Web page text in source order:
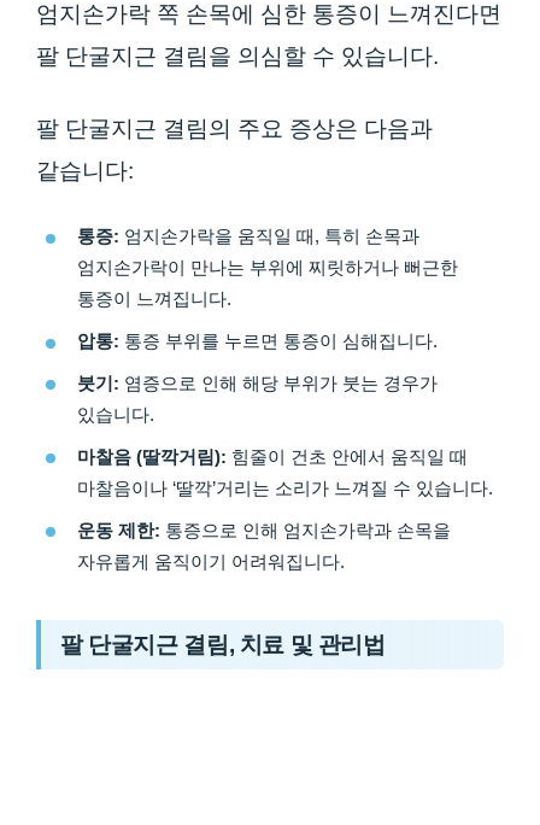
엄지손가락 쪽 손목에 심한 통증이 느껴진다면
팔 단굴지근 결림을 의심할 수 있습니다.
팔 단굴지근 결림의 주요 증상은 다음과
같습니다:
통증: 엄지손가락을 움직일 때, 특히 손목과
엄지손가락이 만나는 부위에 찌릿하거나 뻐근한
통증이 느껴집니다.
압통: 통증 부위를 누르면 통증이 심해집니다.
붓기: 염증으로 인해 해당 부위가 붓는 경우가
있습니다.
마찰음 (딸깍거림): 힘줄이 건초 안에서 움직일 때
마찰음이나 ‘딸깍’거리는 소리가 느껴질 수 있습니다.
운동 제한: 통증으로 인해 엄지손가락과 손목을
자유롭게 움직이기 어려워집니다.
팔 단굴지근 결림, 치료 및 관리법